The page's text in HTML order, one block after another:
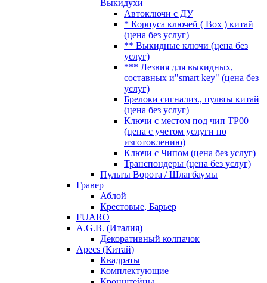
Выкидухи
Автоключи с ДУ
* Корпуса ключей ( Box ) китай
(цена без услуг)
** Выкидные ключи (цена без
услуг)
*** Лезвия для выкидных,
составных и"smart key" (цена без
услуг)
Брелоки сигнализ., пульты китай
(цена без услуг)
Ключи с местом под чип TP00
(цена с учетом услуги по
изготовлению)
Ключи с Чипом (цена без услуг)
Транспондеры (цена без услуг)
Пульты Ворота / Шлагбаумы
Гравер
Аблой
Крестовые, Барьер
FUARO
A.G.B. (Италия)
Декоративный колпачок
Apecs (Китай)
Квадраты
Комплектующие